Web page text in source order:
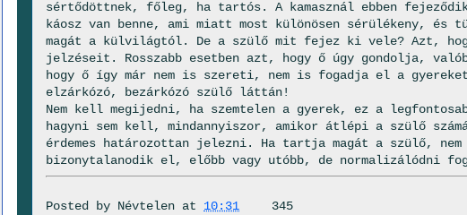
sértődöttnek, főleg, ha tartós. A kamasznál ebben
káosz van benne, ami miatt most különösen sérülékeny, és
magát a külvilágtól. De a szülő mit fejez ki vele? Azt,
jelzéseit. Rosszabb esetben azt, hogy ő úgy gondolja,
hogy ő így már nem is szereti, nem is fogadja el a
elzárkózó, bezárkózó szülő láttán!
Nem kell megijedni, ha szemtelen a gyerek, ez a
hagyni sem kell, mindannyiszor, amikor átlépi a szülő
érdemes határozottan jelezni. Ha tartja magát a szülő,
bizonytalanodik el, előbb vagy utóbb, de normalizálódni
Posted by Névtelen at 10:31 345